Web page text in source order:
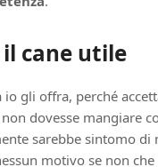
cane utile
gli offra, perché
dovesse mangiare
sarebbe sintomo di
motivo se non